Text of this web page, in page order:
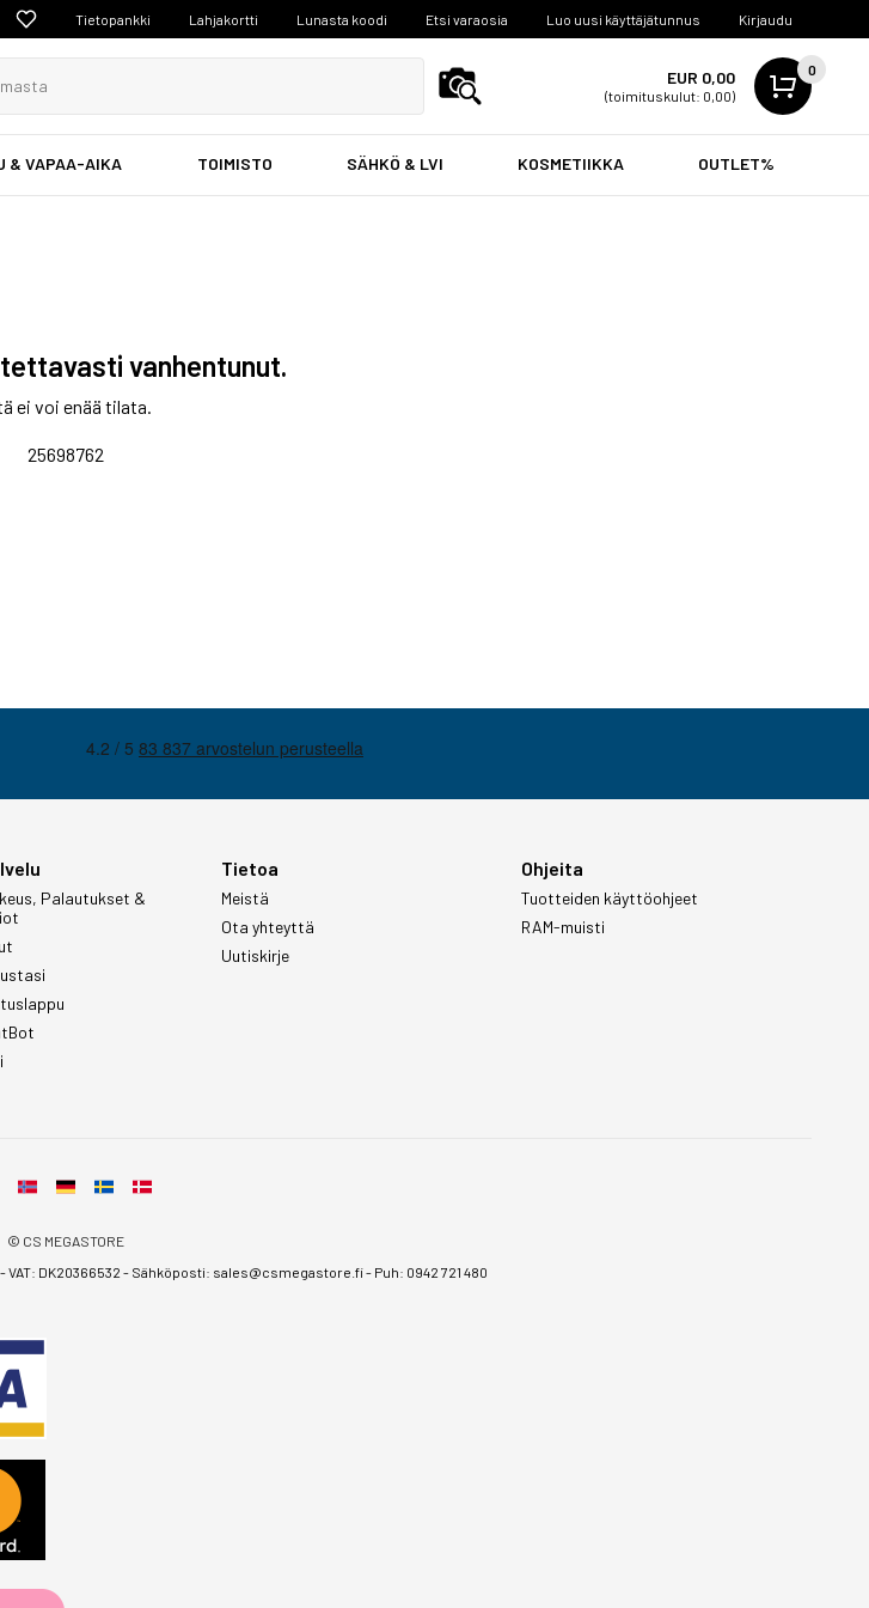
Tietopankki Lahjakortti Lunasta koodi Etsi varaosia Luo uusi käyttäjätunnus Kirjaudu
EUR 0,00
(toimituskulut: 0,00)
0
& VAPAA-AIKA TOIMISTO SÄHKÖ & LVI KOSMETIIKKA OUTLET%
vanhentunut.
ei voi enää tilata.
25698762
Palautukset &
Tietoa
Meistä
Ota yhteyttä
Uutiskirje
Ohjeita
Tuotteiden käyttöohjeet
RAM-muisti
© CS MEGASTORE
VAT: DK20366532 - Sähköposti: sales@csmegastore.fi- Puh: 0942 721 480